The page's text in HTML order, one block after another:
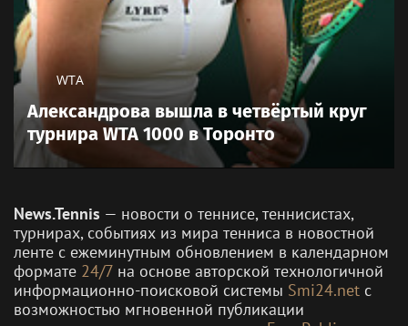
WTA
Александрова вышла в четвёртый круг
турнира WTA 1000 в Торонто
News.Tennis — новости о теннисе, теннисистах,
турнирах, событиях из мира тенниса в новостной
ленте с ежеминутным обновлением в календарном
формате 24/7 на основе авторской технологичной
информационно-поисковой системы Smi24.net с
возможностью мгновенной публикации